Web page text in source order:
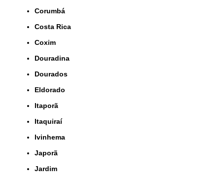
Corumbá
Costa Rica
Coxim
Douradina
Dourados
Eldorado
Itaporã
Itaquiraí
Ivinhema
Japorã
Jardim